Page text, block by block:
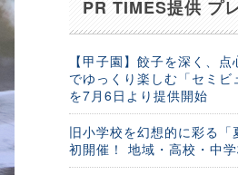
PR TIMES提供 プ
【甲子園】餃子を深く、
でゆっくり楽しむ「セミビ
を7月6日より提供開始
旧小学校を幻想的に彩る「
初開催！ 地域・高校・中